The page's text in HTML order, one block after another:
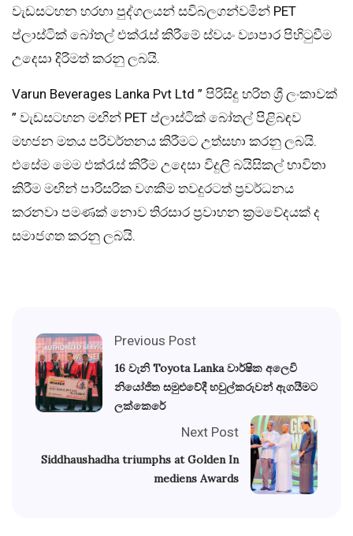
වැඩසටහන හරහා පුද්ගලයන් සවිබලගන්වමින් PET
ප්ලාස්ටික් බෝතල් එක්රැස් කිරීමේ ස්වයං ව්‍යාපාර පිහිටුවීම
උදෙසා දිරිමත් කරනු ලබයි.
Varun Beverages Lanka Pvt Ltd ” පිරිසිදු හරිත ශ්‍රී ලංකාවක්
” වැඩසටහන මඟින් PET ප්ලාස්ටික් බෝතල් පිළිබඳව
මහජන මතය පරිවර්තනය කිරීමට උත්සහා කරනු ලබයි.
එසේම මෙම එක්රැස් කිරීම උදෙසා විදුලි බයිසිකල් භාවිතා
කිරීම මඟින් පාරිසරික වගකීම තවදුරටත් ප්‍රවර්ධනය
කරනවා පමණක් නොව තිරසාර ප්‍රවාහන ක්‍රමවේදයක් ද
සමාජගත කරනු ලබයි.
Previous Post
16 වැනි Toyota Lanka වාර්ෂික අලෙවි
නියෝජිත සමුළුවේදී හවුල්කරුවන් ඇගයීමට
ලක්කෙරේ
Next Post
Siddhaushadha triumphs at Golden In
mediens Awards